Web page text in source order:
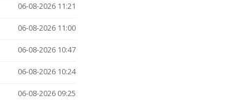
06-08-2026 11:21
06-08-2026 11:00
06-08-2026 10:47
06-08-2026 10:24
06-08-2026 09:25